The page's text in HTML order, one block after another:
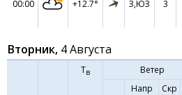
00:00 +12.7° З,ЮЗ 3
Вторник, 4 Августа
Тв Ветер
Напр
Скр